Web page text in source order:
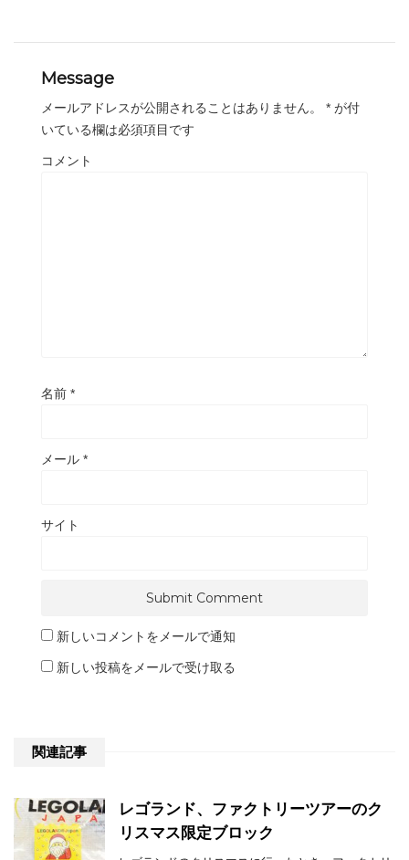
Message
メールアドレスが公開されることはありません。 * が付
いている欄は必須項目です
コメント
名前 *
メール *
サイト
新しいコメントをメールで通知
新しい投稿をメールで受け取る
関連記事
レゴランド、ファクトリーツアーのク
リスマス限定ブロック